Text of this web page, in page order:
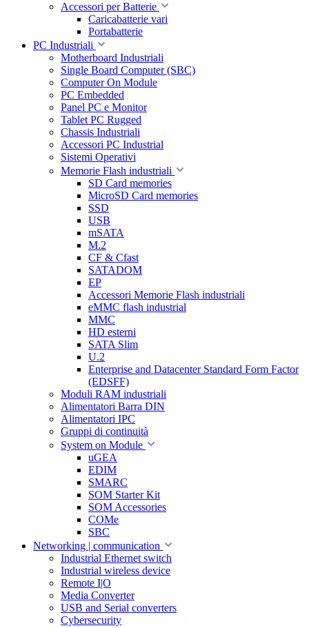
Accessori per Batterie
Caricabatterie vari
Portabatterie
PC Industriali
Motherboard Industriali
Single Board Computer (SBC)
Computer On Module
PC Embedded
Panel PC e Monitor
Tablet PC Rugged
Chassis Industriali
Accessori PC Industrial
Sistemi Operativi
Memorie Flash industriali
SD Card memories
MicroSD Card memories
SSD
USB
mSATA
M.2
CF & Cfast
SATADOM
EP
Accessori Memorie Flash industriali
eMMC flash industrial
MMC
HD esterni
SATA Slim
U.2
Enterprise and Datacenter Standard Form Factor
(EDSFF)
Moduli RAM industriali
Alimentatori Barra DIN
Alimentatori IPC
Gruppi di continuità
System on Module
uGEA
EDIM
SMARC
SOM Starter Kit
SOM Accessories
COMe
SBC
Networking | communication
Industrial Ethernet switch
Industrial wireless device
Remote I|O
Media Converter
USB and Serial converters
Cybersecurity